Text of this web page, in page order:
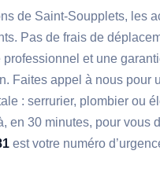
de Saint-Soupplets, les
Pas de frais de
professionnel et une
Faites appel à nous pour
: serrurier, plombier ou
en 30 minutes, pour vous
est votre numéro